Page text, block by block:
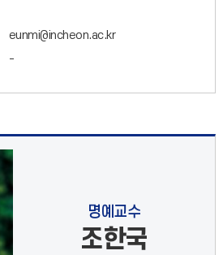
eunmi@incheon.ac.kr
-
명예교수
조한국